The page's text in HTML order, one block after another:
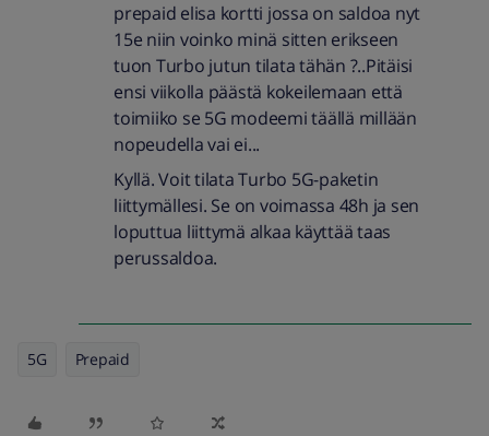
prepaid elisa kortti jossa on saldoa nyt
15e niin voinko minä sitten erikseen
tuon Turbo jutun tilata tähän ?..Pitäisi
ensi viikolla päästä kokeilemaan että
toimiiko se 5G modeemi täällä millään
nopeudella vai ei...
Kyllä. Voit tilata Turbo 5G-paketin
liittymällesi. Se on voimassa 48h ja sen
loputtua liittymä alkaa käyttää taas
perussaldoa.
5G Prepaid